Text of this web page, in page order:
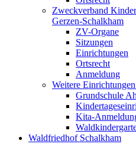
Zweckverband
Gerzen-Schalkham
ZV-Organe
Sitzungen
Einrichtungen
Ortsrecht
Anmeldung
Weitere
Grundschule
Kita-
Waldfriedhof Schalkham